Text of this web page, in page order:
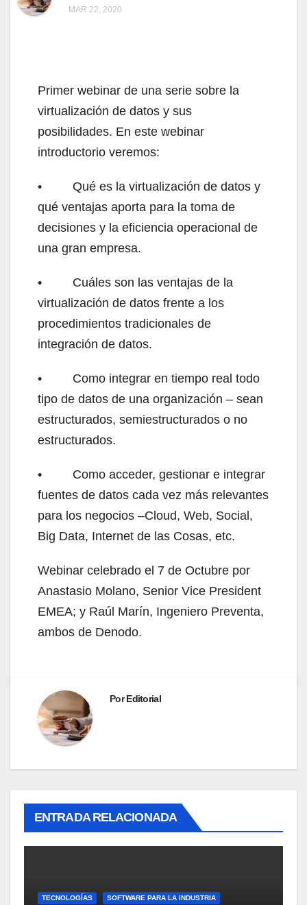
MAR 22, 2020
Primer webinar de una serie sobre la
virtualización de datos y sus
posibilidades. En este webinar
introductorio veremos:
• Qué es la virtualización de datos y
qué ventajas aporta para la toma de
decisiones y la eficiencia operacional de
una gran empresa.
• Cuáles son las ventajas de la
virtualización de datos frente a los
procedimientos tradicionales de
integración de datos.
• Como integrar en tiempo real todo
tipo de datos de una organización – sean
estructurados, semiestructurados o no
estructurados.
• Como acceder, gestionar e integrar
fuentes de datos cada vez más relevantes
para los negocios –Cloud, Web, Social,
Big Data, Internet de las Cosas, etc.
Webinar celebrado el 7 de Octubre por
Anastasio Molano, Senior Vice President
EMEA; y Raúl Marín, Ingeniero Preventa,
ambos de Denodo.
PorEditorial
ENTRADA RELACIONADA
TECNOLOGÍAS SOFTWARE PARA LA INDUSTRIA